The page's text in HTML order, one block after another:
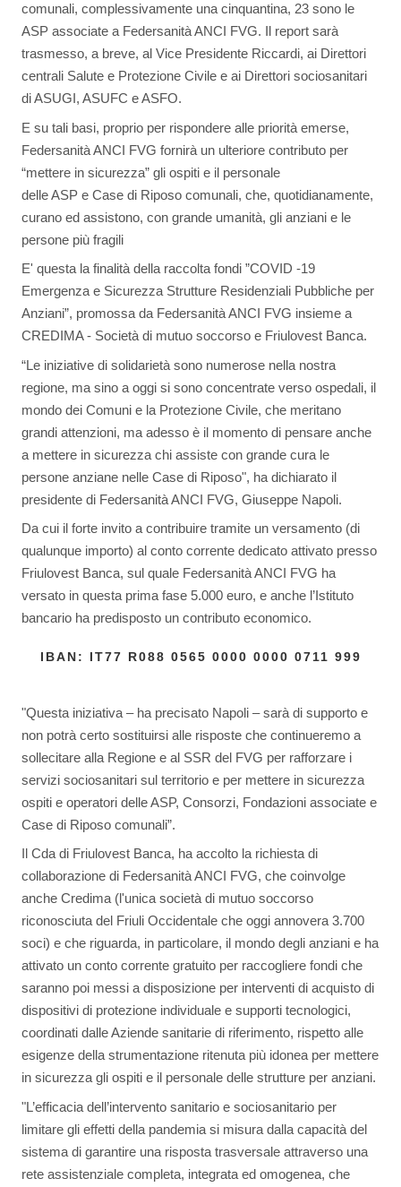
comunali, complessivamente una cinquantina, 23 sono le
ASP associate a Federsanità ANCI FVG. Il report sarà
trasmesso, a breve, al Vice Presidente Riccardi, ai Direttori
centrali Salute e Protezione Civile e ai Direttori sociosanitari
di ASUGI, ASUFC e ASFO.
E su tali basi, proprio per rispondere alle priorità emerse,
Federsanità ANCI FVG fornirà un ulteriore contributo per
“mettere in sicurezza” gli ospiti e il personale
delle ASP e Case di Riposo comunali, che, quotidianamente,
curano ed assistono, con grande umanità, gli anziani e le
persone più fragili
E' questa la finalità della raccolta fondi ”COVID -19
Emergenza e Sicurezza Strutture Residenziali Pubbliche per
Anziani”, promossa da Federsanità ANCI FVG insieme a
CREDIMA - Società di mutuo soccorso e Friulovest Banca.
“Le iniziative di solidarietà sono numerose nella nostra
regione, ma sino a oggi si sono concentrate verso ospedali, il
mondo dei Comuni e la Protezione Civile, che meritano
grandi attenzioni, ma adesso è il momento di pensare anche
a mettere in sicurezza chi assiste con grande cura le
persone anziane nelle Case di Riposo", ha dichiarato il
presidente di Federsanità ANCI FVG, Giuseppe Napoli.
Da cui il forte invito a contribuire tramite un versamento (di
qualunque importo) al conto corrente dedicato attivato presso
Friulovest Banca, sul quale Federsanità ANCI FVG ha
versato in questa prima fase 5.000 euro, e anche l’Istituto
bancario ha predisposto un contributo economico.
IBAN: IT77 R088 0565 0000 0000 0711 999
"Questa iniziativa – ha precisato Napoli – sarà di supporto e
non potrà certo sostituirsi alle risposte che continueremo a
sollecitare alla Regione e al SSR del FVG per rafforzare i
servizi sociosanitari sul territorio e per mettere in sicurezza
ospiti e operatori delle ASP, Consorzi, Fondazioni associate e
Case di Riposo comunali”.
Il Cda di Friulovest Banca, ha accolto la richiesta di
collaborazione di Federsanità ANCI FVG, che coinvolge
anche Credima (l'unica società di mutuo soccorso
riconosciuta del Friuli Occidentale che oggi annovera 3.700
soci) e che riguarda, in particolare, il mondo degli anziani e ha
attivato un conto corrente gratuito per raccogliere fondi che
saranno poi messi a disposizione per interventi di acquisto di
dispositivi di protezione individuale e supporti tecnologici,
coordinati dalle Aziende sanitarie di riferimento, rispetto alle
esigenze della strumentazione ritenuta più idonea per mettere
in sicurezza gli ospiti e il personale delle strutture per anziani.
"L’efficacia dell’intervento sanitario e sociosanitario per
limitare gli effetti della pandemia si misura dalla capacità del
sistema di garantire una risposta trasversale attraverso una
rete assistenziale completa, integrata ed omogenea, che